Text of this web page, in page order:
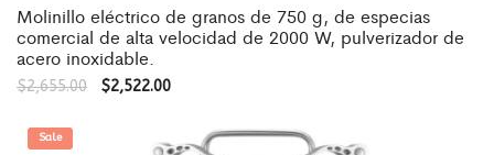
Molinillo eléctrico de granos de 750 g, de especias
comercial de alta velocidad de 2000 W, pulverizador de
acero inoxidable.
$2,655.00 $2,522.00
Sale